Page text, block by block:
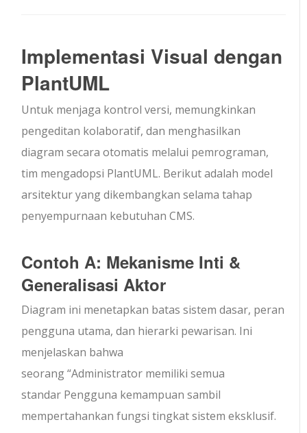
Implementasi Visual dengan
PlantUML
Untuk menjaga kontrol versi, memungkinkan
pengeditan kolaboratif, dan menghasilkan
diagram secara otomatis melalui pemrograman,
tim mengadopsi PlantUML. Berikut adalah model
arsitektur yang dikembangkan selama tahap
penyempurnaan kebutuhan CMS.
Contoh A: Mekanisme Inti &
Generalisasi Aktor
Diagram ini menetapkan batas sistem dasar, peran
pengguna utama, dan hierarki pewarisan. Ini
menjelaskan bahwa
seorang “Administrator memiliki semua
standar Pengguna kemampuan sambil
mempertahankan fungsi tingkat sistem eksklusif.